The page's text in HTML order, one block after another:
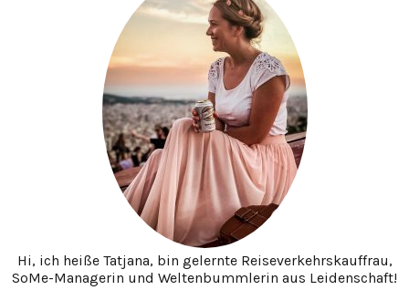
Hi, ich heiße Tatjana, bin gelernte Reiseverkehrskauffrau,
SoMe-Managerin und Weltenbummlerin aus Leidenschaft!